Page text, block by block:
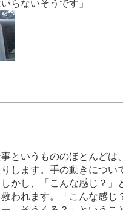
らないそうです」
というもののほとんどは
します。手の動きについ
かし、「こんな感じ？」
われます。「こんな感じ